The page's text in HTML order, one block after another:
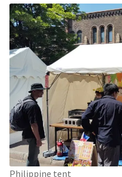
Philippine tent